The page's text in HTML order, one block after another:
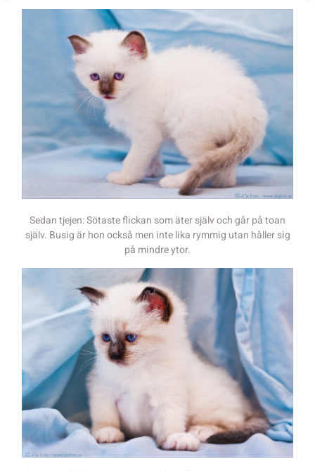
Sedan tjejen: Sötaste flickan som äter själv och går på toan
själv. Busig är hon också men inte lika rymmig utan håller sig
på mindre ytor.